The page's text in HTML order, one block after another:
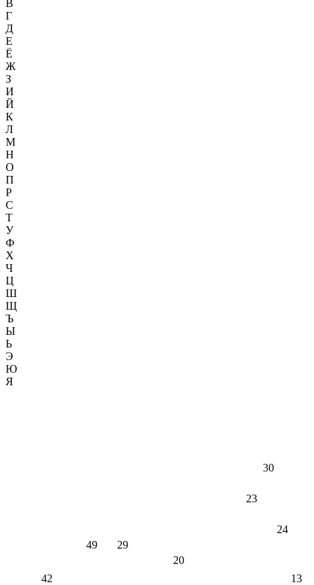
В
Г
Д
Е
Ё
Ж
З
И
Й
К
Л
М
Н
О
П
Р
С
Т
У
Ф
Х
Ч
Ц
Ш
Щ
Ъ
Ы
Ь
Э
Ю
Я
30
23
24
49
29
20
42
13